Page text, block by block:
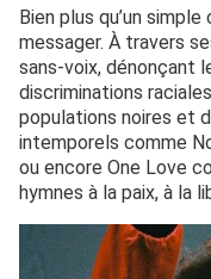
Bien plus qu’un
messager. À travers
sans-voix, dénonçant
discriminations
populations noires et
intemporels comme
ou encore One Love
hymnes à la paix, à la